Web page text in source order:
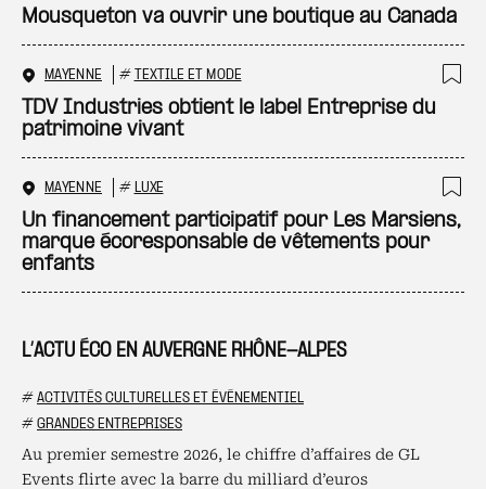
L’ACTU ÉCO EN AUVERGNE RHÔNE-ALPES
# ACTIVITÉS CULTURELLES ET ÉVÉNEMENTIEL
# GRANDES ENTREPRISES
Au premier semestre 2026, le chiffre d’affaires de GL
Events flirte avec la barre du milliard d’euros
Mousqueton va ouvrir une boutique au Canada
MAYENNE # TEXTILE ET MODE
TDV Industries obtient le label Entreprise du
patrimoine vivant
MAYENNE # LUXE
Un financement participatif pour Les Marsiens,
marque écoresponsable de vêtements pour
enfants